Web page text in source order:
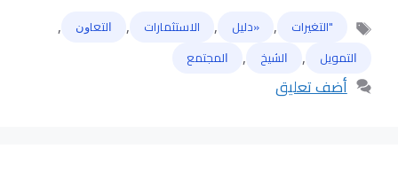
الوسوم
"التغيرات , «دليل , الاستثمارات , ﺍﻟﺘﻌﺎﻭﻥ ,
ﺍﻟﺘﻤﻮﻳﻞ , ﺍﻟﺸﻴﺦ , ﺍﻟﻤﺠﺘﻤﻊ
أضف تعليق